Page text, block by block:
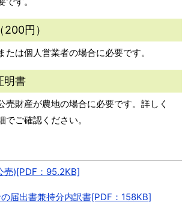
円）
たは個人営業者の場合に必要です。
書
売財産が農地の場合に必要です。詳しく
ご確認ください。
売)[PDF：95.2KB]
届出書兼持分内訳書[PDF：158KB]